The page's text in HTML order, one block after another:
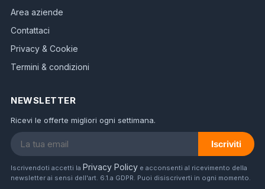
Area aziende
Contattaci
Privacy & Cookie
Termini & condizioni
NEWSLETTER
Ricevi le offerte migliori ogni settimana.
Iscriviti
Iscrivendoti accetti la Privacy Policy e acconsenti al ricevimento della
newsletter ai sensi dell'art. 6.1.a GDPR. Puoi disiscriverti in ogni momento.